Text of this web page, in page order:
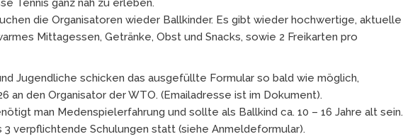
Tennis ganz nah zu erleben.
die Organisatoren wieder Ballkinder. Es gibt wieder hochwertige, aktuelle
Mittagessen, Getränke, Obst und Snacks, sowie 2 Freikarten pro
Jugendliche schicken das ausgefüllte Formular so bald wie möglich,
an den Organisator der WTO. (Emailadresse ist im Dokument).
man Medenspielerfahrung und sollte als Ballkind ca. 10 – 16 Jahre alt sein.
3 verpflichtende Schulungen statt (siehe Anmeldeformular).